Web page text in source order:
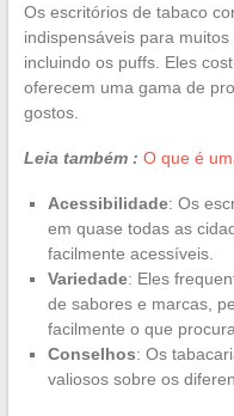
Os escritórios de tabaco
indispensáveis para
incluindo os puffs. Eles
oferecem uma gama de
gostos.
Leia também : O que é
Acessibilidade: Os
em quase todas as
facilmente acessíveis.
Variedade: Eles
de sabores e marcas,
facilmente o que procura.
Conselhos: Os
valiosos sobre os